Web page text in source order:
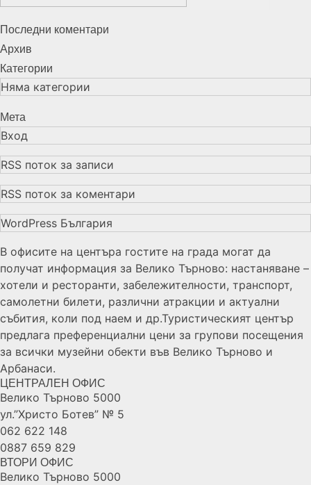
Последни коментари
Архив
Категории
Няма категории
Мета
Вход
RSS поток за записи
RSS поток за коментари
WordPress България
В офисите на центъра гостите на града могат да
получат информация за Велико Търново: настаняване –
хотели и ресторанти, забележителности, транспорт,
самолетни билети, различни атракции и актуални
събития, коли под наем и др.Туристическият център
предлага преференциални цени за групови посещения
за всички музейни обекти във Велико Търново и
Арбанаси.
ЦЕНТРАЛЕН ОФИС
Велико Търново 5000
ул.”Христо Ботев” № 5
062 622 148
0887 659 829
ВТОРИ ОФИС
Велико Търново 5000